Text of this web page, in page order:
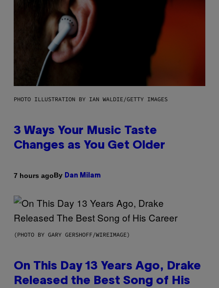
PHOTO ILLUSTRATION BY IAN WALDIE/GETTY IMAGES
3 Ways Your Music Taste
Changes as You Get Older
7 hours agoBy Dan Milam
(PHOTO BY GARY GERSHOFF/WIREIMAGE)
On This Day 13 Years Ago, Drake
Released the Best Song of His